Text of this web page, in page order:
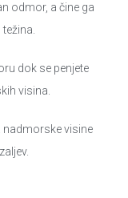
odmor, a čine ga
dok se penjete
visina.
nadmorske visine